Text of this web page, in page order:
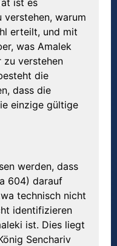
warum
erteilt, und mit
was Amalek
verstehen
die
dass die
einzige gültige
werden, dass
604) darauf
technisch nicht
identifizieren
ist. Dies liegt
Senchariv